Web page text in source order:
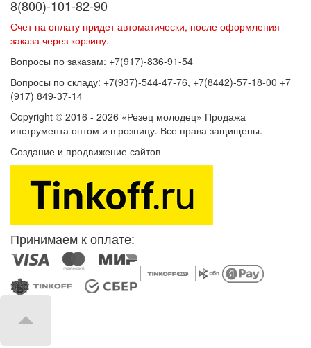
8(800)-101-82-90
Счет на оплату придет автоматически, после оформления
заказа через корзину.
Вопросы по заказам: +7(917)-836-91-54
Вопросы по складу: +7(937)-544-47-76, +7(8442)-57-18-00 +7
(917) 849-37-14
Copyright © 2016 - 2026 «Резец молодец» Продажа
инструмента оптом и в розницу. Все права защищены.
Создание и продвижение сайтов
Принимаем к оплате: